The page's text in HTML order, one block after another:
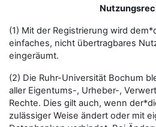
(1) Mit der Registrierung wird
einfaches, nicht übertragbares
eingeräumt.
(2) Die Ruhr-Universität Bochum
aller Eigentums-, Urheber-,
Rechte. Dies gilt auch, wenn
zulässiger Weise ändert oder mit